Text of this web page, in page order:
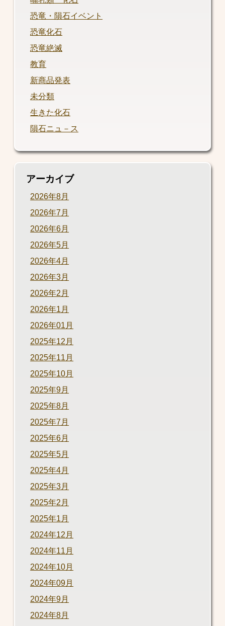
恐竜・隕石イベント
恐竜化石
恐竜絶滅
教育
新商品発表
未分類
生きた化石
隕石ニュ－ス
アーカイブ
2026年8月
2026年7月
2026年6月
2026年5月
2026年4月
2026年3月
2026年2月
2026年1月
2026年01月
2025年12月
2025年11月
2025年10月
2025年9月
2025年8月
2025年7月
2025年6月
2025年5月
2025年4月
2025年3月
2025年2月
2025年1月
2024年12月
2024年11月
2024年10月
2024年09月
2024年9月
2024年8月